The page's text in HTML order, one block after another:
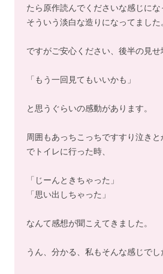
たら原作読んでくださいな感じにな
そういう淡白な造りになってました。
ですがご安心ください、後半の見せ
「もう一回見てもいいかも」
と思うぐらいの感動があります。
周囲もあっちこっちですすり泣き
でトイレに行った時、
「じーんときちゃった」
「思い出しちゃった」
なんて感想が聞こえてきました。
うん、分かる、私もそんな感じでし